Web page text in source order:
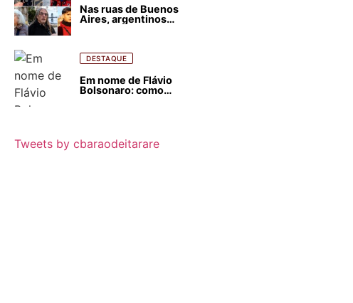
Nas ruas de Buenos
Aires, argentinos
DESTAQUE
Em nome de Flávio
Bolsonaro: como
Tweets by cbaraodeitarare